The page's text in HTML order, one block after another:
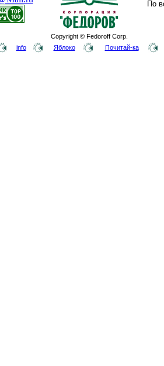
Copyright © Fedoroff Corp.
По
info Яблоко Почитай-ка